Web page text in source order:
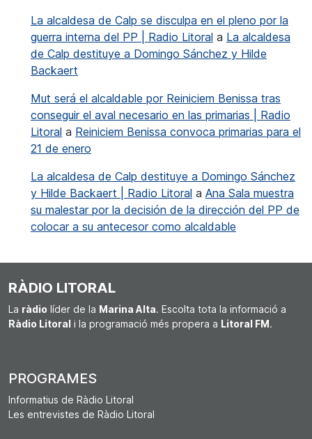
La alcaldesa de Calp se disculpa en el pleno por la
guerra interna del PP | Radio Litoral a La alcaldesa
de Calp destituye a Domingo Sánchez y Hilde
Backaert
Mut será el alcaldable por Reiniciem Benissa tras
conseguir el aval necesario en las primarias | Radio
Litoral a Reiniciem Benissa convoca primarias para el
21 de enero
La alcaldesa de Calp destituye a Domingo Sánchez
y Hilde Backaert | Radio Litoral a Ana Sala muestra
su malestar por la decisión de la dirección del PP de
colocar a su antecesor como alcaldable
RÀDIO LITORAL
La ràdio líder de la Marina Alta. Escolta tota la informació a
Ràdio Litoral i la programació més propera a Litoral FM.
PROGRAMES
Informatius de Ràdio Litoral
Les entrevistes de Ràdio Litoral